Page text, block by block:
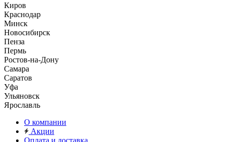
Киров
Краснодар
Минск
Новосибирск
Пенза
Пермь
Ростов-на-Дону
Самара
Саратов
Уфа
Ульяновск
Ярославль
О компании
Акции
Оплата и доставка